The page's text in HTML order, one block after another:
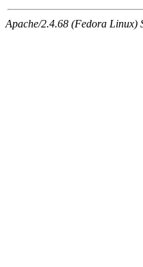
Apache/2.4.68 (Fedora Linux)